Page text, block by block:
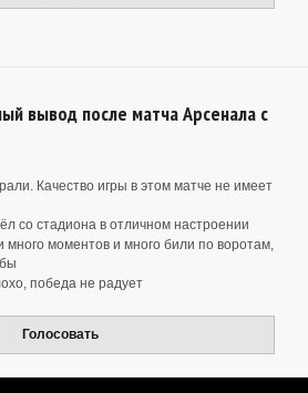
вывод после матча Арсенала с
Качество игры в этом матче не имеет
со стадиона в отличном настроении
моментов и много били по воротам,
победа не радует
Голосовать